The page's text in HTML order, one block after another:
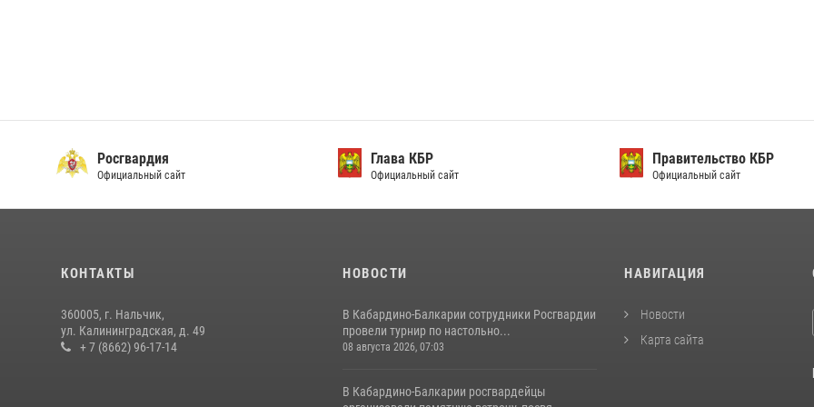
Росгвардия
Официальный сайт
Глава КБР
Официальный сайт
Правительство КБР
Официальный сайт
КОНТАКТЫ
360005, г. Нальчик,
ул. Калининградская, д. 49
+ 7 (8662) 96-17-14
НОВОСТИ
В Кабардино-Балкарии сотрудники Росгвардии
провели турнир по настольно...
08 августа 2026, 07:03
В Кабардино-Балкарии росгвардейцы
НАВИГАЦИЯ
Новости
Карта сайта